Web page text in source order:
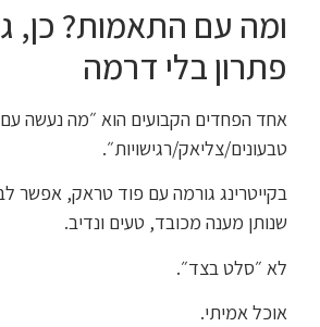
ומה עם התאמות? כן,
פתרון בלי דרמה
אחד הפחדים הקבועים הוא ״מה נעשה עם
טבעונים/צליאק/רגישויות״.
בקייטרינג גורמה עם פוד טראק, אפשר
שנותן מענה מכובד, טעים ונדיב.
לא ״סלט בצד״.
אוכל אמיתי.